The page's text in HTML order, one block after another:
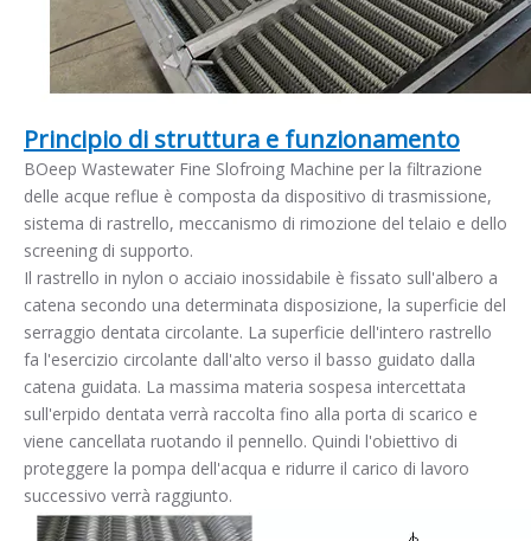
Principio di struttura e funzionamento
BOeep Wastewater Fine Slofroing Machine per la filtrazione
delle acque reflue è composta da dispositivo di trasmissione,
sistema di rastrello, meccanismo di rimozione del telaio e dello
screening di supporto.
Il rastrello in nylon o acciaio inossidabile è fissato sull'albero a
catena secondo una determinata disposizione, la superficie del
serraggio dentata circolante. La superficie dell'intero rastrello
fa l'esercizio circolante dall'alto verso il basso guidato dalla
catena guidata. La massima materia sospesa intercettata
sull'erpido dentata verrà raccolta fino alla porta di scarico e
viene cancellata ruotando il pennello. Quindi l'obiettivo di
proteggere la pompa dell'acqua e ridurre il carico di lavoro
successivo verrà raggiunto.